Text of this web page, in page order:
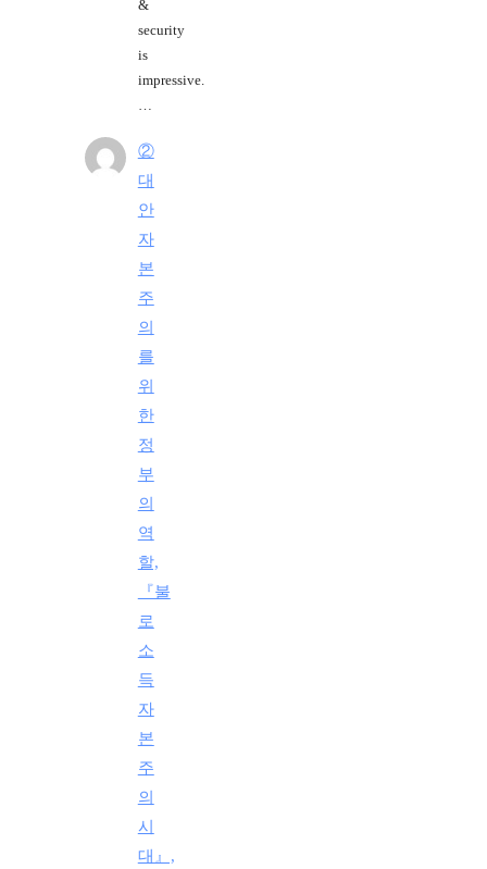
&
security
is
impressive.
②
대
안
자
본
주
의
를
위
한
정
부
의
역
할,
『불
로
소
득
자
본
주
의
시
대』,